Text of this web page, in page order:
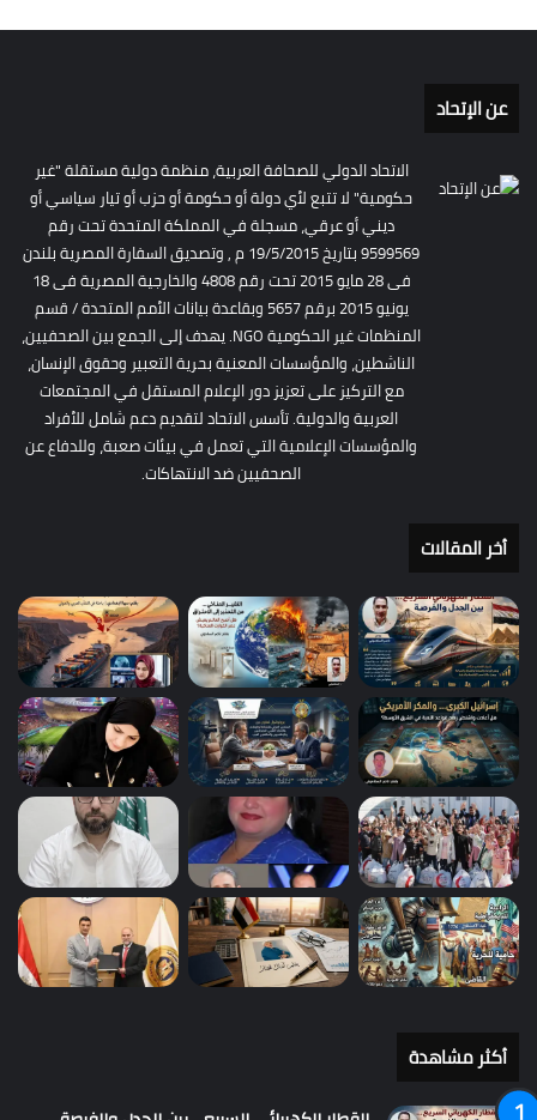
عن الإتحاد
الاتحاد الدولي للصحافة العربية، منظمة دولية مستقلة "غير
حكومية" لا تتبع لأي دولة أو حكومة أو حزب أو تيار سياسي أو
ديني أو عرقي، مسجلة في المملكة المتحدة تحت رقم
9599569 بتاريخ 19/5/2015 م , وتصديق السفارة المصرية بلندن
فى 28 مايو 2015 تحت رقم 4808 والخارجية المصرية فى 18
يونيو 2015 برقم 5657 وبقاعدة بيانات الأمم المتحدة / قسم
المنظمات غير الحكومية NGO. يهدف إلى الجمع بين الصحفيين،
الناشطين، والمؤسسات المعنية بحرية التعبير وحقوق الإنسان،
مع التركيز على تعزيز دور الإعلام المستقل في المجتمعات
العربية والدولية. تأسس الاتحاد لتقديم دعم شامل للأفراد
والمؤسسات الإعلامية التي تعمل في بيئات صعبة، وللدفاع عن
الصحفيين ضد الانتهاكات.
أخر المقالات
أكثر مشاهدة